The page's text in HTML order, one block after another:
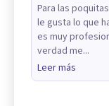
Para las
le gusta lo que
es muy
verdad me...
Leer más